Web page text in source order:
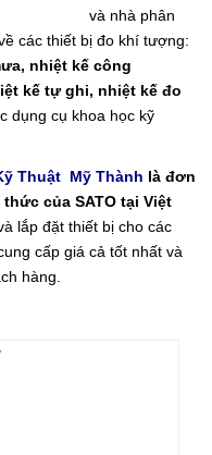
và nhà phân
các thiết bị đo khí tượng:
, nhiệt kế công
kế tự ghi, nhiệt kế đo
dụng cụ khoa học kỹ
Thuật Mỹ Thành là đơn
thức của SATO tại Việt
lắp đặt thiết bị cho các
cấp giá cả tốt nhất và
hàng.